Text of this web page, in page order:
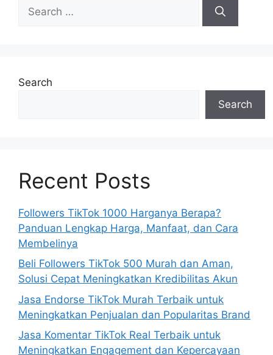
for:
Search
Search
Recent Posts
Followers TikTok 1000 Harganya Berapa?
Panduan Lengkap Harga, Manfaat, dan Cara
Membelinya
Beli Followers TikTok 500 Murah dan Aman,
Solusi Cepat Meningkatkan Kredibilitas Akun
Jasa Endorse TikTok Murah Terbaik untuk
Meningkatkan Penjualan dan Popularitas Brand
Jasa Komentar TikTok Real Terbaik untuk
Meningkatkan Engagement dan Kepercayaan